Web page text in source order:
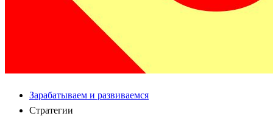
Зарабатываем и развиваемся
Стратегии